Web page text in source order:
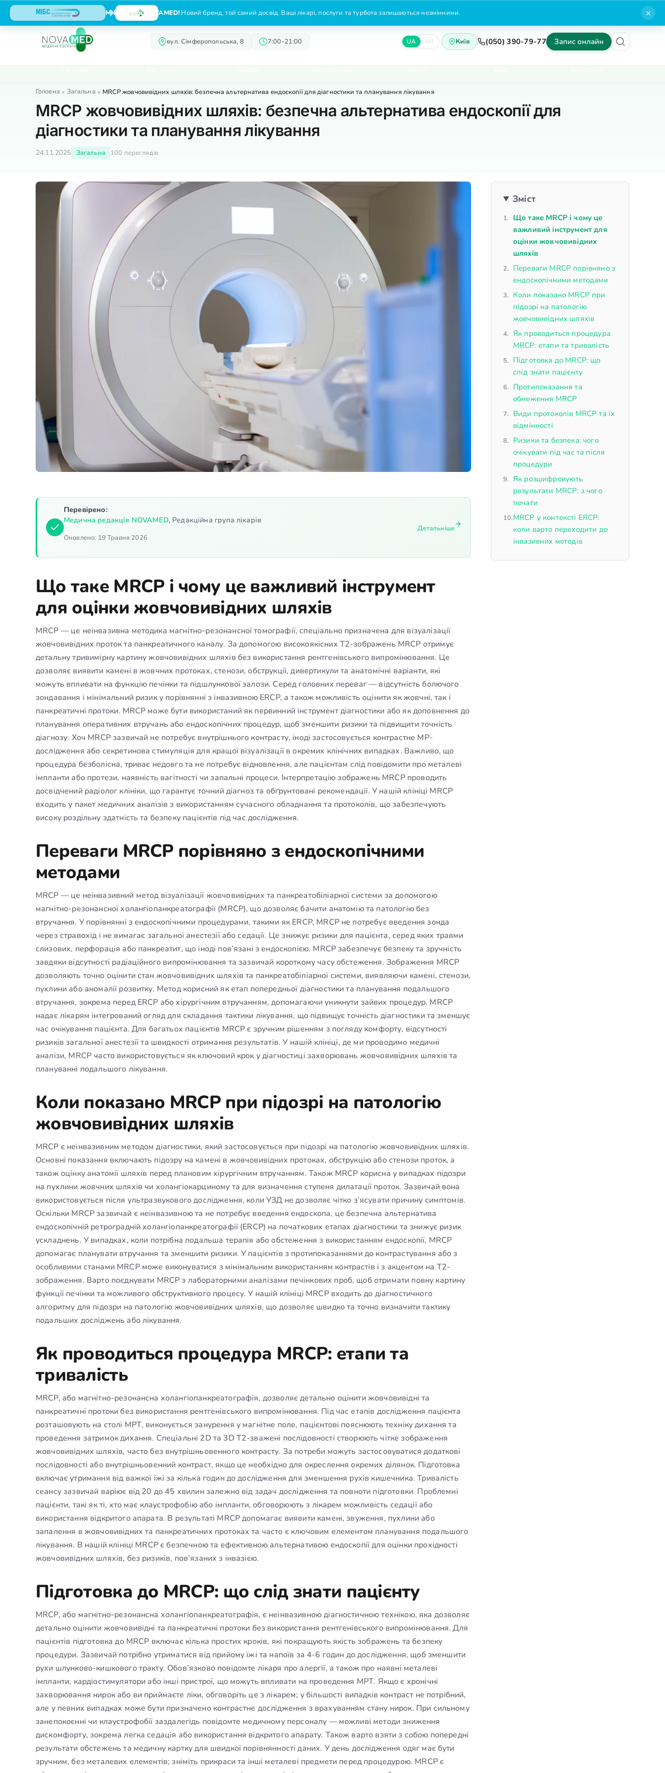
МІБС тепер NOVAMED! Новий бренд, той самий досвід. Ваші лікарі, послуги та турбота залишаються незмінними. ×
вул. Сімферопольська, 8 7:00-21:00 UA RU Київ (050) 390-79-77 Запис онлайн
Головна » Загальна » MRCP жовчовивідних шляхів: безпечна альтернатива ендоскопії для діагностики та планування лікування
MRCP жовчовивідних шляхів: безпечна альтернатива ендоскопії для
діагностики та планування лікування
24.11.2025 Загальна 100 переглядів
Перевірено:
Медична редакція NOVAMED, Редакційна група лікарів
Оновлено: 19 Травня 2026
Детальніше
Що таке MRCP і чому це важливий інструмент
для оцінки жовчовивідних шляхів
MRCP — це неінвазивна методика магнітно-резонансної томографії, спеціально призначена для візуалізації
жовчовивідних проток та панкреатичного каналу. За допомогою високоякісних T2-зображень MRCP отримує
детальну тривимірну картину жовчовивідних шляхів без використання рентгенівського випромінювання. Це
дозволяє виявити камені в жовчних протоках, стенози, обструкції, дивертикули та анатомічні варіанти, які
можуть впливати на функцію печінки та підшлункової залози. Серед головних переваг — відсутність болючого
зондавання і мінімальний ризик у порівнянні з інвазивною ERCP, а також можливість оцінити як жовчні, так і
панкреатичні протоки. MRCP може бути використаний як первинний інструмент діагностики або як доповнення до
планування оперативних втручань або ендоскопічних процедур, щоб зменшити ризики та підвищити точність
діагнозу. Хоч MRCP зазвичай не потребує внутрішнього контрасту, іноді застосовується контрастне МР-
дослідження або секретинова стимуляція для кращої візуалізації в окремих клінічних випадках. Важливо, що
процедура безболісна, триває недовго та не потребує відновлення, але пацієнтам слід повідомити про металеві
імпланти або протези, наявність вагітності чи запальні процеси. Інтерпретацію зображень MRCP проводить
досвідчений радіолог клініки, що гарантує точний діагноз та обґрунтовані рекомендації. У нашій клініці MRCP
входить у пакет медичних аналізів з використанням сучасного обладнання та протоколів, що забезпечують
високу роздільну здатність та безпеку пацієнтів під час дослідження.
Переваги MRCP порівняно з ендоскопічними
методами
MRCP — це неінвазивний метод візуалізації жовчовивідних та панкреатобіліарної системи за допомогою
магнітно-резонансної холангіопанкреатографії (MRCP), що дозволяє бачити анатомію та патологію без
втручання. У порівнянні з ендоскопічними процедурами, такими як ERCP, MRCP не потребує введення зонда
через стравохід і не вимагає загальної анестезії або седації. Це знижує ризики для пацієнта, серед яких травми
слизових, перфорація або панкреатит, що іноді пов’язані з ендоскопією. MRCP забезпечує безпеку та зручність
завдяки відсутності радіаційного випромінювання та зазвичай короткому часу обстеження. Зображення MRCP
дозволяють точно оцінити стан жовчовивідних шляхів та панкреатобіліарної системи, виявляючи камені, стенози,
пухлини або аномалії розвитку. Метод корисний як етап попередньої діагностики та планування подальшого
втручання, зокрема перед ERCP або хірургічним втручанням, допомагаючи уникнути зайвих процедур. MRCP
надає лікарям інтегрований огляд для складання тактики лікування, що підвищує точність діагностики та зменшує
час очікування пацієнта. Для багатьох пацієнтів MRCP є зручним рішенням з погляду комфорту, відсутності
ризиків загальної анестезії та швидкості отримання результатів. У нашій клініці, де ми проводимо медичні
аналізи, MRCP часто використовується як ключовий крок у діагностиці захворювань жовчовивідних шляхів та
плануванні подальшого лікування.
Коли показано MRCP при підозрі на патологію
жовчовивідних шляхів
MRCP є неінвазивним методом діагностики, який застосовується при підозрі на патологію жовчовивідних шляхів.
Основні показання включають підозру на камені в жовчовивідних протоках, обструкцію або стенози проток, а
також оцінку анатомії шляхів перед плановим хірургічним втручанням. Також MRCP корисна у випадках підозри
на пухлини жовчних шляхів чи холангіокарциному та для визначення ступеня дилатації проток. Зазвичай вона
використовується після ультразвукового дослідження, коли УЗД не дозволяє чітко з’ясувати причину симптомів.
Оскільки MRCP зазвичай є неінвазивною та не потребує введення ендоскопа, це безпечна альтернатива
ендоскопічній ретроградній холангіопанкреатографії (ERCP) на початкових етапах діагностики та знижує ризик
ускладнень. У випадках, коли потрібна подальша терапія або обстеження з використанням ендоскопії, MRCP
допомагає планувати втручання та зменшити ризики. У пацієнтів з протипоказаннями до контрастування або з
особливими станами MRCP може виконуватися з мінімальним використанням контрастів і з акцентом на Т2-
зображення. Варто поєднувати MRCP з лабораторними аналізами печінкових проб, щоб отримати повну картину
функції печінки та можливого обструктивного процесу. У нашій клініці MRCP входить до діагностичного
алгоритму для підозри на патологію жовчовивідних шляхів, що дозволяє швидко та точно визначити тактику
подальших досліджень або лікування.
Як проводиться процедура MRCP: етапи та
тривалість
MRCP, або магнітно-резонансна холангіопанкреатографія, дозволяє детально оцінити жовчовивідні та
панкреатичні протоки без використання рентгенівського випромінювання. Під час етапів дослідження пацієнта
розташовують на столі МРТ, виконується занурення у магнітне поле, пацієнтові пояснюють техніку дихання та
проведення затримок дихання. Спеціальні 2D та 3D T2-зважені послідовності створюють чітке зображення
жовчовивідних шляхів, часто без внутрішньовенного контрасту. За потреби можуть застосовуватися додаткові
послідовності або внутрішньовенний контраст, якщо це необхідно для окреслення окремих ділянок. Підготовка
включає утримання від важкої їжі за кілька годин до дослідження для зменшення рухів кишечника. Тривалість
сеансу зазвичай варіює від 20 до 45 хвилин залежно від задач дослідження та повноти підготовки. Проблемні
пацієнти, такі як ті, хто має клаустрофобію або імпланти, обговорюють з лікарем можливість седації або
використання відкритого апарата. В результаті MRCP допомагає виявити камені, звуження, пухлини або
запалення в жовчовивідних та панкреатичних протоках та часто є ключовим елементом планування подальшого
лікування. В нашій клініці MRCP є безпечною та ефективною альтернативою ендоскопії для оцінки прохідності
жовчовивідних шляхів, без ризиків, пов’язаних з інвазією.
Підготовка до MRCP: що слід знати пацієнту
MRCP, або магнітно-резонансна холангіопанкреатографія, є неінвазивною діагностичною технікою, яка дозволяє
детально оцінити жовчовивідні та панкреатичні протоки без використання рентгенівського випромінювання. Для
пацієнтів підготовка до MRCP включає кілька простих кроків, які покращують якість зображень та безпеку
процедури. Зазвичай потрібно утриматися від прийому їжі та напоїв за 4-6 годин до дослідження, щоб зменшити
рухи шлунково-кишкового тракту. Обов’язково повідомте лікаря про алергії, а також про наявні металеві
імпланти, кардіостимулятори або інші пристрої, що можуть впливати на проведення МРТ. Якщо є хронічні
захворювання нирок або ви приймаєте ліки, обговоріть це з лікарем; у більшості випадків контраст не потрібний,
але у певних випадках може бути призначено контрастне дослідження з врахуванням стану нирок. При сильному
занепокоєнні чи клаустрофобії заздалегідь повідомте медичному персоналу — можливі методи зниження
дискомфорту, зокрема легка седація або використання відкритого апарату. Також варто взяти з собою попередні
результати обстежень та медичну картку для швидкої порівнянності даних. У день дослідження одяг має бути
зручним, без металевих елементів; зніміть прикраси та інші металеві предмети перед процедурою. MRCP є
Зміст
Що таке MRCP і чому це
важливий інструмент для
оцінки жовчовивідних
шляхів
Переваги MRCP порівняно з
ендоскопічними методами
Коли показано MRCP при
підозрі на патологію
жовчовивідних шляхів
Як проводиться процедура
MRCP: етапи та тривалість
Підготовка до MRCP: що
слід знати пацієнту
Протипоказання та
обмеження MRCP
Види протоколів MRCP та їх
відмінності
Ризики та безпека: чого
очікувати під час та після
процедури
Як розшифровують
результати MRCP: з чого
почати
MRCP у контексті ERCP:
коли варто переходити до
інвазивних методів